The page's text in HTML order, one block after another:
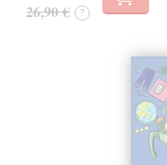
26,90 € ?